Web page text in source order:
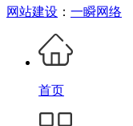
网站建设 ： 一瞬网络
首页